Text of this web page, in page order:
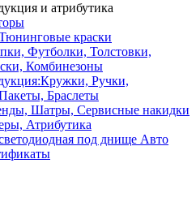
и атрибутика
краски
Футболки, Толстовки,
Комбинезоны
Ручки,
Браслеты
Шатры, Сервисные накидки
Атрибутика
под днище Авто